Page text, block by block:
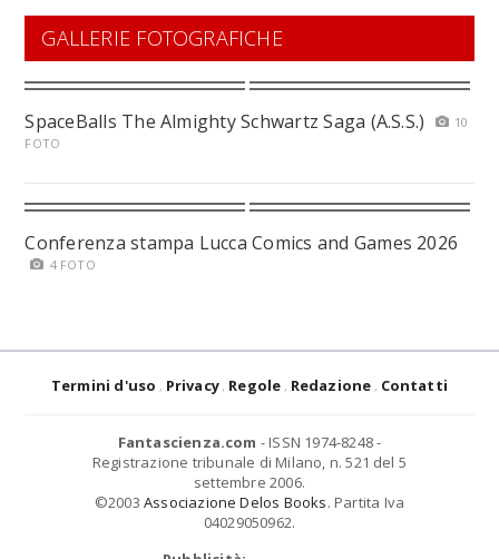
GALLERIE FOTOGRAFICHE
SpaceBalls The Almighty Schwartz Saga (A.S.S.)
10
FOTO
Conferenza stampa Lucca Comics and Games 2026
4 FOTO
Termini d'uso Privacy Regole Redazione Contatti
Fantascienza.com - ISSN 1974-8248 -
Registrazione tribunale di Milano, n. 521 del 5
settembre 2006.
©2003 Associazione Delos Books. Partita Iva
04029050962.